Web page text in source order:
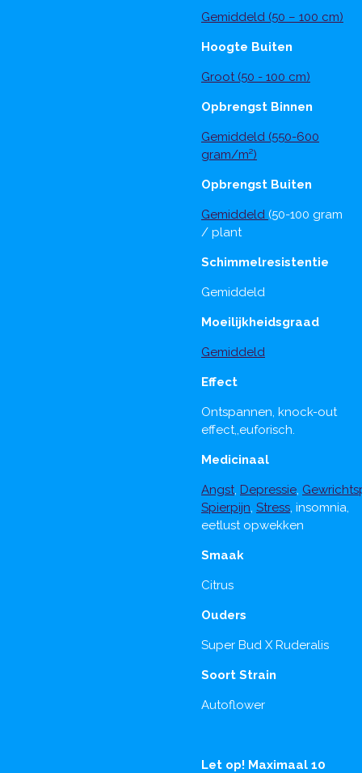
Gemiddeld (50 – 100 cm)
Hoogte Buiten
Groot (50 - 100 cm)
Opbrengst Binnen
Gemiddeld (550-600
gram/m²)
Opbrengst Buiten
Gemiddeld (50-100 gram
/ plant
Schimmelresistentie
Gemiddeld
Moeilijkheidsgraad
Gemiddeld
Effect
Ontspannen, knock-out
effect,,euforisch.
Medicinaal
Angst, Depressie,
Spierpijn, Stress, insomnia,
eetlust opwekken
Smaak
Citrus
Ouders
Super Bud X Ruderalis
Soort Strain
Autoflower
Let op! Maximaal 10